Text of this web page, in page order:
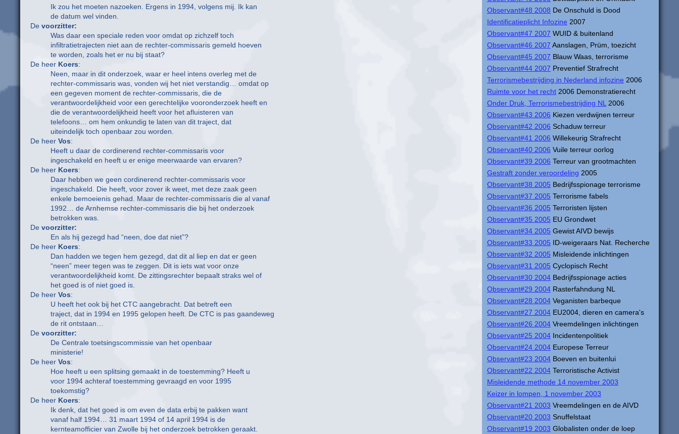
Observant#48 2008 De Onschuld is Dood
Identificatieplicht Infozine 2007
Observant#47 2007 WUID & buitenland
Observant#46 2007 Aanslagen, Prüm, toezicht
Observant#45 2007 Blauw Waas, terrorisme
Observant#44 2007 Preventief Strafrecht
Terrorismebestrijding in Nederland infozine 2006
Ruimte voor het recht 2006 Demonstratierecht
Onder Druk, Terrorismebestrijding NL 2006
Observant#43 2006 Kiezen verdwijnen terreur
Observant#42 2006 Schaduw terreur
Observant#41 2006 Willekeurig Strafrecht
Observant#40 2006 Vuile terreur oorlog
Observant#39 2006 Terreur van grootmachten
Gestraft zonder veroordeling 2005
Observant#38 2005 Bedrijfsspionage terrorisme
Observant#37 2005 Terrorisme fabels
Observant#36 2005 Terroristen lijsten
Observant#35 2005 EU Grondwet
Observant#34 2005 Gewist AIVD bewijs
Observant#33 2005 ID-weigeraars Nat. Recherche
Observant#32 2005 Misleidende inlichtingen
Observant#31 2005 Cyclopisch Recht
Observant#30 2004 Bedrijfsspionage acties
Observant#29 2004 Rasterfahndung NL
Observant#28 2004 Veganisten barbeque
Observant#27 2004 EU2004, dieren en camera's
Observant#26 2004 Vreemdelingen inlichtingen
Observant#25 2004 Incidentenpolitiek
Observant#24 2004 Europese Terreur
Observant#23 2004 Boeven en buitenlui
Observant#22 2004 Terroristische Activist
Misleidende methode 14 november 2003
Keizer in lompen, 1 november 2003
Observant#21 2003 Vreemdelingen en de AIVD
Observant#20 2003 Snuffelstaat
Observant#19 2003 Globalisten onder de loep
Ik zou het moeten nazoeken. Ergens in 1994, volgens mij. Ik kan
de datum wel vinden.
De voorzitter:
Was daar een speciale reden voor omdat op zichzelf toch
infiltratietrajecten niet aan de rechter-commissaris gemeld hoeven
te worden, zoals het er nu bij staat?
De heer Koers:
Neen, maar in dit onderzoek, waar er heel intens overleg met de
rechter-commissaris was, vonden wij het niet verstandig… omdat op
een gegeven moment de rechter-commissaris, die de
verantwoordelijkheid voor een gerechtelijke vooronderzoek heeft en
die de verantwoordelijkheid heeft voor het afluisteren van
telefoons… om hem onkundig te laten van dit traject, dat
uiteindelijk toch openbaar zou worden.
De heer Vos:
Heeft u daar de cordinerend rechter-commissaris voor
ingeschakeld en heeft u er enige meerwaarde van ervaren?
De heer Koers:
Daar hebben we geen cordinerend rechter-commissaris voor
ingeschakeld. Die heeft, voor zover ik weet, met deze zaak geen
enkele bemoeienis gehad. Maar de rechter-commissaris die al vanaf
1992… de Arnhemse rechter-commissaris die bij het onderzoek
betrokken was.
De voorzitter:
En als hij gezegd had “neen, doe dat niet”?
De heer Koers:
Dan hadden we tegen hem gezegd, dat dit al liep en dat er geen
“neen” meer tegen was te zeggen. Dit is iets wat voor onze
verantwoordelijkheid komt. De zittingsrechter bepaalt straks wel of
het goed is of niet goed is.
De heer Vos:
U heeft het ook bij het CTC aangebracht. Dat betreft een
traject, dat in 1994 en 1995 gelopen heeft. De CTC is pas gaandeweg
de rit ontstaan…
De voorzitter:
De Centrale toetsingscommissie van het openbaar
ministerie!
De heer Vos:
Hoe heeft u een splitsing gemaakt in de toestemming? Heeft u
voor 1994 achteraf toestemming gevraagd en voor 1995
toekomstig?
De heer Koers:
Ik denk, dat het goed is om even de data erbij te pakken want
vanaf half 1994… 31 maart 1994 of 14 april 1994 is de
kernteamofficier van Zwolle bij het onderzoek betrokken geraakt.